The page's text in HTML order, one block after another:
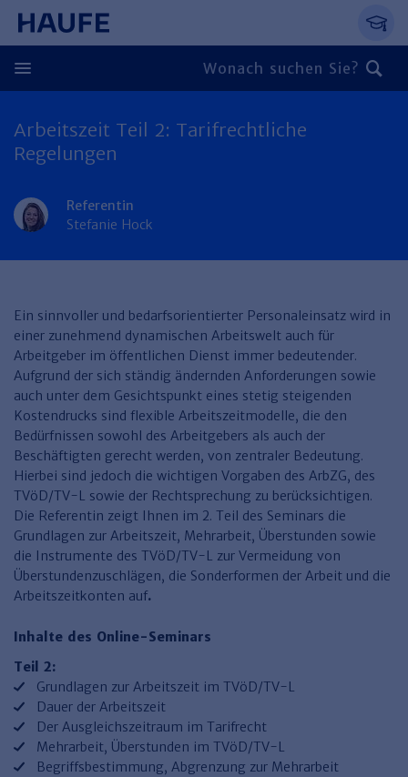
Springe direkt zum Hauptinhalt, zur
Zum Hauptinhalt springen
Zur Navigation springen
Zur Suche springen
Zurück
Personal
Arbeitsrecht
Entgeltabrechnung
Führung
Personalmanagement und
Organisation
Personalentwicklung und
Talentmanagement
Persönlichkeitsentwicklung
Steuerrecht
Rechnungswesen
Entgeltabrechnung
Steuerkanzlei und Gebühren
Software und Tools
Recht & Compliance
Finden Sie Ihr Thema
Familien- und Erbrecht
Miet- und WE-Recht
Rechtsanwaltskanzlei und Gebühren
Verkehrsrecht
Wirtschaftsrecht
Sozialrecht
Medizinrecht
Immobilien
Finden Sie Ihr Thema
Miet- und Bestandsverwaltung
WEG-Verwaltung
Wohnungswirtschaft
Immobilienverwaltung
Zurück
Öffentlicher Dienst
Finden Sie Ihr Thema
TV-L
TVöD
Kommunale Finanzen
SGB & Sozialwesen
Zurück
Arbeitsschutz & BGM
Finden Sie Ihr Thema
Arbeitsschutz
Betriebliches
Gesundheitsmanagement
Zurück
Produktpräsentationen
Haufe Finance Office
Haufe Zeugnis Manager
Sozialrechtprodukte
Arbeitszeit Teil 2: Tarifrechtliche
Regelungen
Referentin
Stefanie Hock
​Ein sinnvoller und bedarfsorientierter Personaleinsatz wird in
einer zunehmend dynamischen Arbeitswelt auch für
Arbeitgeber im öffentlichen Dienst immer bedeutender.
Aufgrund der sich ständig ändernden Anforderungen sowie
auch unter dem Gesichtspunkt eines stetig steigenden
Kostendrucks sind flexible Arbeitszeitmodelle, die den
Bedürfnissen sowohl des Arbeitgebers als auch der
Beschäftigten gerecht werden, von zentraler Bedeutung.
Hierbei sind jedoch die wichtigen Vorgaben des ArbZG, des
TVöD/TV-L sowie der Rechtsprechung zu berücksichtigen.
Die Referentin zeigt Ihnen im 2. Teil des Seminars die
Grundlagen zur Arbeitszeit, Mehrarbeit, Überstunden sowie
die Instrumente des TVöD/TV-L zur Vermeidung von
Überstundenzuschlägen, die Sonderformen der Arbeit und die
Arbeitszeitkonten auf.
Inhalte des Online-Seminars
​Teil 2:
Grundlagen zur Arbeitszeit im TVöD/TV-L
Dauer der Arbeitszeit
Der Ausgleichszeitraum im Tarifrecht
Mehrarbeit, Überstunden im TVöD/TV-L
Begriffsbestimmung, Abgrenzung zur Mehrarbeit